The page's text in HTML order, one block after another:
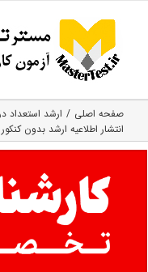
content
صفحه اصلی
ارشد استعداد
انتشار اطلاعیه ارشد بدون کنکور